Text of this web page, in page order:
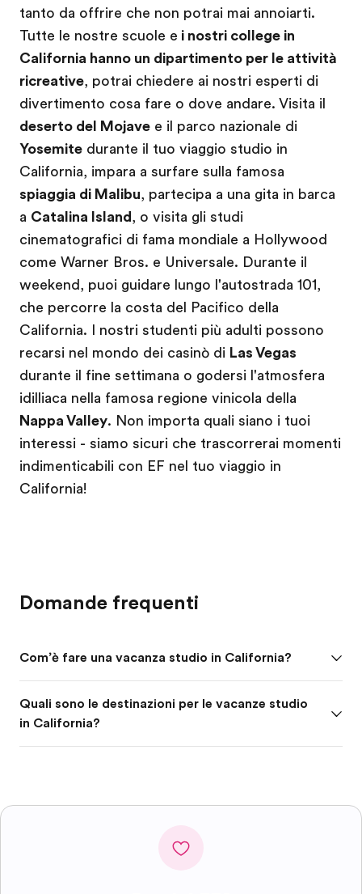
tanto da offrire che non potrai mai annoiarti.
Tutte le nostre scuole e i nostri college in
California hanno un dipartimento per le attività
ricreative, potrai chiedere ai nostri esperti di
divertimento cosa fare o dove andare. Visita il
deserto del Mojave e il parco nazionale di
Yosemite durante il tuo viaggio studio in
California, impara a surfare sulla famosa
spiaggia di Malibu, partecipa a una gita in barca
a Catalina Island , o visita gli studi
cinematografici di fama mondiale a Hollywood
come Warner Bros. e Universale. Durante il
weekend, puoi guidare lungo l'autostrada 101,
che percorre la costa del Pacifico della
California. I nostri studenti più adulti possono
recarsi nel mondo dei casinò di Las Vegas
durante il fine settimana o godersi l'atmosfera
idilliaca nella famosa regione vinicola della
Nappa Valley. Non importa quali siano i tuoi
interessi - siamo sicuri che trascorrerai momenti
indimenticabili con EF nel tuo viaggio in
California!
Domande frequenti
Com’è fare una vacanza studio in California?
Quali sono le destinazioni per le vacanze studio
in California?